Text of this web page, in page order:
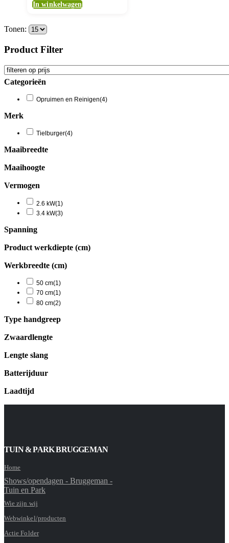
In winkelwagen
Tonen:
Product Filter
Categorieën
Opruimen en Reinigen(4)
Merk
Tielburger(4)
Maaibreedte
Maaihoogte
Vermogen
2.6 kW(1)
3.4 kW(3)
Spanning
Product werkdiepte (cm)
Werkbreedte (cm)
50 cm(1)
70 cm(1)
80 cm(2)
Type handgreep
Zwaardlengte
Lengte slang
Batterijduur
Laadtijd
TUIN & PARK BRUGGEMAN
Home
Shows/opendagen - Bruggeman -
Tuin en Park
Wie zijn wij
Webwinkel/producten
Actie Folder